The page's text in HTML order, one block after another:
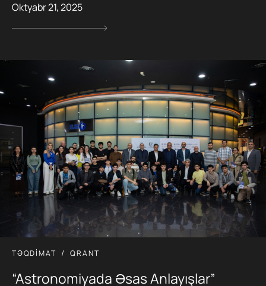
Oktyabr 21, 2025
TƏQDIMAT QRANT
“Astronomiyada Əsas Anlayışlar”